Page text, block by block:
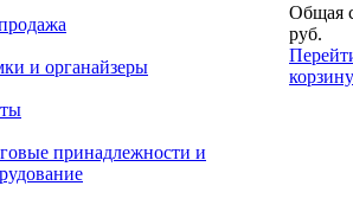
и органайзеры
принадлежности и
Общая
руб.
корзину